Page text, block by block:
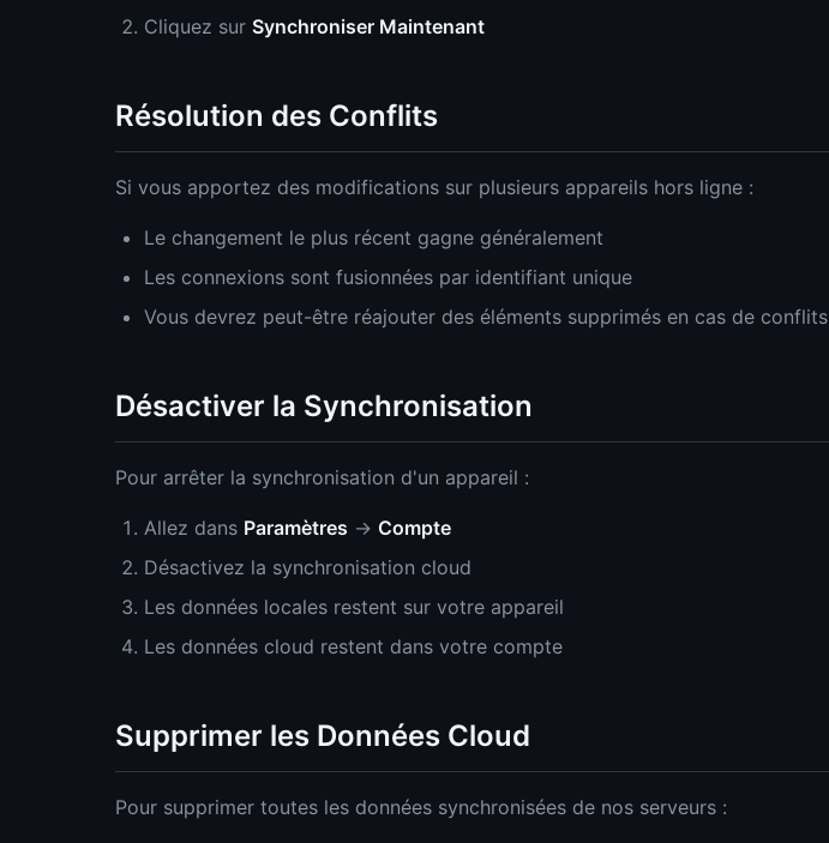
Cliquez sur Synchroniser Maintenant
Résolution des Conflits
Si vous apportez des modifications sur plusieurs appareils hors ligne :
Le changement le plus récent gagne généralement
Les connexions sont fusionnées par identifiant unique
Vous devrez peut-être réajouter des éléments supprimés en cas de conflits
Désactiver la Synchronisation
Pour arrêter la synchronisation d'un appareil :
Allez dans Paramètres → Compte
Désactivez la synchronisation cloud
Les données locales restent sur votre appareil
Les données cloud restent dans votre compte
Supprimer les Données Cloud
Pour supprimer toutes les données synchronisées de nos serveurs :